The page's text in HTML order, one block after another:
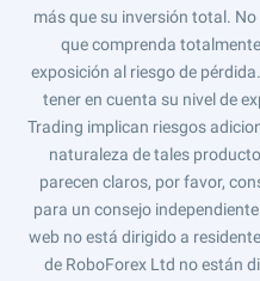
más que su inversión total.
que comprenda
exposición al riesgo de
tener en cuenta su nivel de
Trading implican riesgos
naturaleza de tales
parecen claros, por favor,
para un consejo
web no está dirigido a
de RoboForex Ltd no están